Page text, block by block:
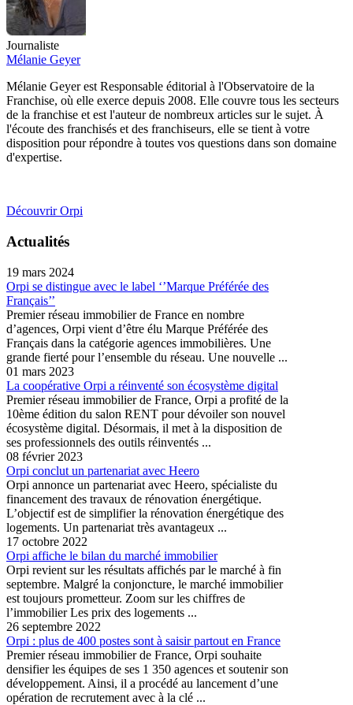
Journaliste
Mélanie Geyer
Mélanie Geyer est Responsable éditorial à l'Observatoire de la
Franchise, où elle exerce depuis 2008. Elle couvre tous les secteurs
de la franchise et est l'auteur de nombreux articles sur le sujet. À
l'écoute des franchisés et des franchiseurs, elle se tient à votre
disposition pour répondre à toutes vos questions dans son domaine
d'expertise.
Découvrir Orpi
Actualités
19 mars 2024
Orpi se distingue avec le label ‘’Marque Préférée des
Français’’
Premier réseau immobilier de France en nombre
d’agences, Orpi vient d’être élu Marque Préférée des
Français dans la catégorie agences immobilières. Une
grande fierté pour l’ensemble du réseau. Une nouvelle ...
01 mars 2023
La coopérative Orpi a réinventé son écosystème digital
Premier réseau immobilier de France, Orpi a profité de la
10ème édition du salon RENT pour dévoiler son nouvel
écosystème digital. Désormais, il met à la disposition de
ses professionnels des outils réinventés ...
08 février 2023
Orpi conclut un partenariat avec Heero
Orpi annonce un partenariat avec Heero, spécialiste du
financement des travaux de rénovation énergétique.
L’objectif est de simplifier la rénovation énergétique des
logements. Un partenariat très avantageux ...
17 octobre 2022
Orpi affiche le bilan du marché immobilier
Orpi revient sur les résultats affichés par le marché à fin
septembre. Malgré la conjoncture, le marché immobilier
est toujours prometteur. Zoom sur les chiffres de
l’immobilier Les prix des logements ...
26 septembre 2022
Orpi : plus de 400 postes sont à saisir partout en France
Premier réseau immobilier de France, Orpi souhaite
densifier les équipes de ses 1 350 agences et soutenir son
développement. Ainsi, il a procédé au lancement d’une
opération de recrutement avec à la clé ...